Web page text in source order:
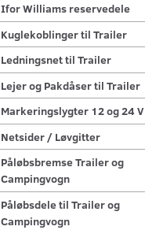
Ifor Williams reservedele
Kuglekoblinger til Trailer
Ledningsnet til Trailer
Lejer og Pakdåser til Trailer
Markeringslygter 12 og 24 V
Netsider / Løvgitter
Påløbsbremse Trailer og
Campingvogn
Påløbsdele til Trailer og
Campingvogn